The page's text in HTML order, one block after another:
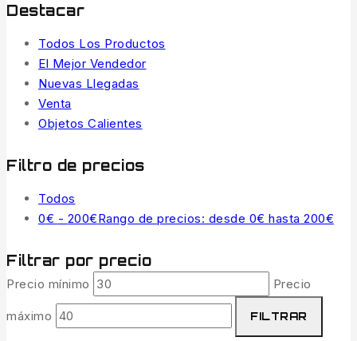
Destacar
Todos Los Productos
El Mejor Vendedor
Nuevas Llegadas
Venta
Objetos Calientes
Filtro de precios
Todos
0€ - 200€Rango de precios: desde 0€ hasta 200€
Filtrar por precio
Precio mínimo Precio
máximo FILTRAR